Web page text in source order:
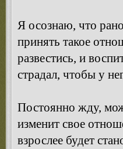
Я осознаю, что
принять такое
развестись, и
страдал, чтобы у
Постоянно жду,
изменит свое
взрослее будет